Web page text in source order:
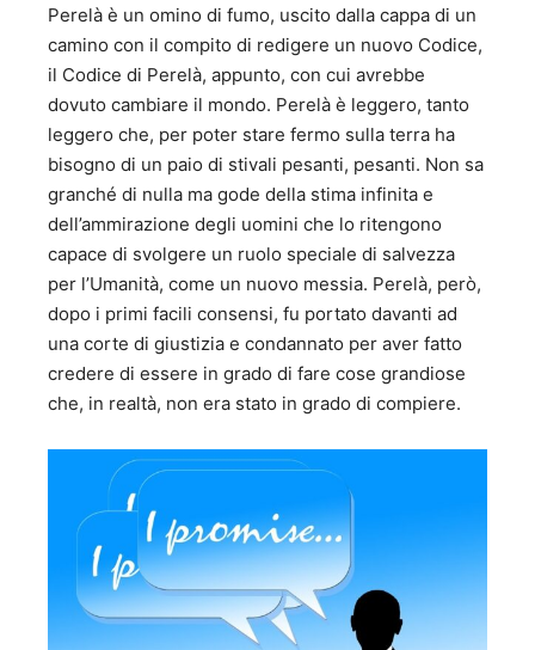
Perelà è un omino di fumo, uscito dalla cappa di un
camino con il compito di redigere un nuovo Codice,
il Codice di Perelà, appunto, con cui avrebbe
dovuto cambiare il mondo. Perelà è leggero, tanto
leggero che, per poter stare fermo sulla terra ha
bisogno di un paio di stivali pesanti, pesanti. Non sa
granché di nulla ma gode della stima infinita e
dell’ammirazione degli uomini che lo ritengono
capace di svolgere un ruolo speciale di salvezza
per l’Umanità, come un nuovo messia. Perelà, però,
dopo i primi facili consensi, fu portato davanti ad
una corte di giustizia e condannato per aver fatto
credere di essere in grado di fare cose grandiose
che, in realtà, non era stato in grado di compiere.